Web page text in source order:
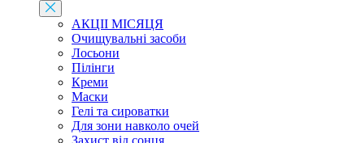
АКЦІІ МІСЯЦЯ
Очищувальні засоби
Лосьони
Пілінги
Креми
Маски
Гелі та сироватки
Для зони навколо очей
Захист від сонця